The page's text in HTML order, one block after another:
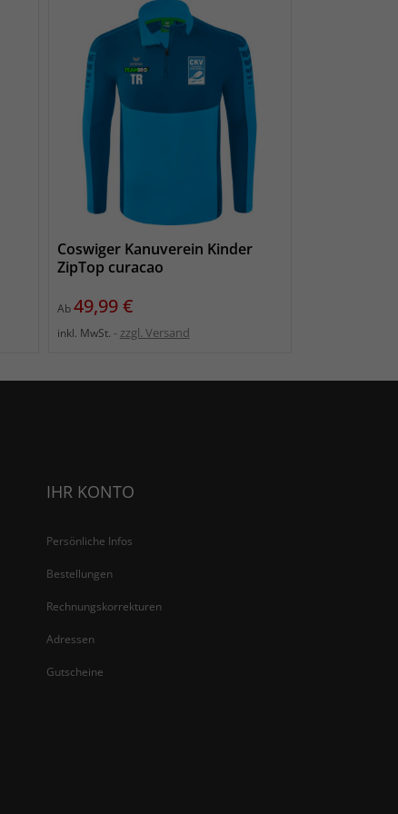
Coswiger Kanuverein Kinder
ZipTop curacao
AbPreis
49,99 €
inkl. MwSt. zzgl. Versand
IHR KONTO
Persönliche Infos
Bestellungen
Rechnungskorrekturen
Adressen
Gutscheine